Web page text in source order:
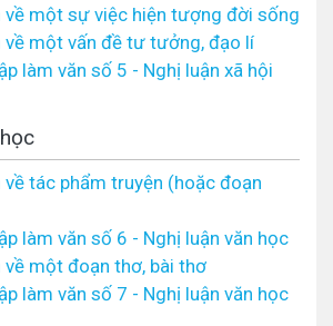
về một sự việc hiện tượng đời sống
về một vấn đề tư tưởng, đạo lí
làm văn số 5 - Nghị luận xã hội
về tác phẩm truyện (hoặc đoạn
làm văn số 6 - Nghị luận văn học
về một đoạn thơ, bài thơ
làm văn số 7 - Nghị luận văn học